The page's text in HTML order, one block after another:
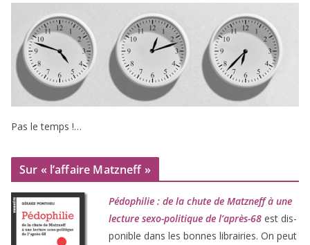
Pas le temps !…
Sur « l’affaire Matzneff »
Pédophilie : de la chute de Matzneff à une
lec­ture sexo-poli­tique de l’après-68 est dis­
po­nible dans les bonnes librai­ries. On peut